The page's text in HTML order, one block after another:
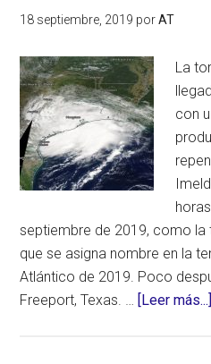
18 septiembre, 2019 porAT
La
con
septiembre de 2019, como la
que se asigna nombre en la
Atlántico de 2019. Poco
Freeport, Texas. … [Leer más...]